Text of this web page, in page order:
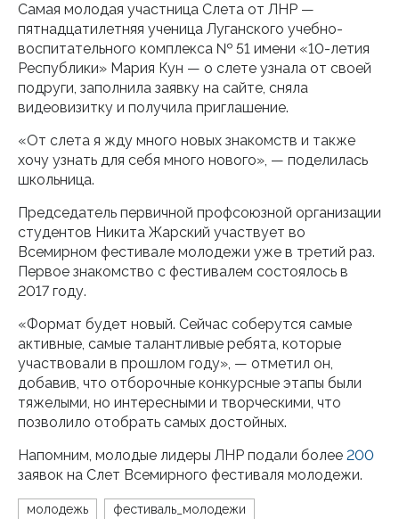
Самая молодая участница Слета от ЛНР —
пятнадцатилетняя ученица Луганского учебно-
воспитательного комплекса № 51 имени «10-летия
Республики» Мария Кун — о слете узнала от своей
подруги, заполнила заявку на сайте, сняла
видеовизитку и получила приглашение.
«От слета я жду много новых знакомств и также
хочу узнать для себя много нового», — поделилась
школьница.
Председатель первичной профсоюзной организации
студентов Никита Жарский участвует во
Всемирном фестивале молодежи уже в третий раз.
Первое знакомство с фестивалем состоялось в
2017 году.
«Формат будет новый. Сейчас соберутся самые
активные, самые талантливые ребята, которые
участвовали в прошлом году», — отметил он,
добавив, что отборочные конкурсные этапы были
тяжелыми, но интересными и творческими, что
позволило отобрать самых достойных.
Напомним, молодые лидеры ЛНР подали более 200
заявок на Слет Всемирного фестиваля молодежи.
молодежь фестиваль_молодежи